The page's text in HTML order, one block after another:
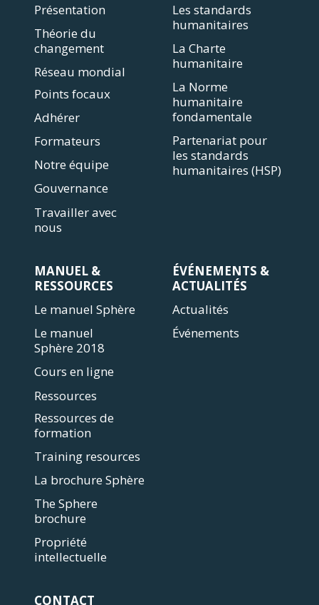
Présentation
Théorie du
changement
Réseau mondial
Points focaux
Adhérer
Formateurs
Notre équipe
Gouvernance
Travailler avec
nous
Les standards
humanitaires
La Charte
humanitaire
La Norme
humanitaire
fondamentale
Partenariat pour
les standards
humanitaires (HSP)
MANUEL &
RESSOURCES
Le manuel Sphère
Le manuel
Sphère 2018
Cours en ligne
Ressources
Ressources de
formation
Training resources
La brochure Sphère
The Sphere
brochure
Propriété
intellectuelle
ÉVÉNEMENTS &
ACTUALITÉS
Actualités
Événements
CONTACT